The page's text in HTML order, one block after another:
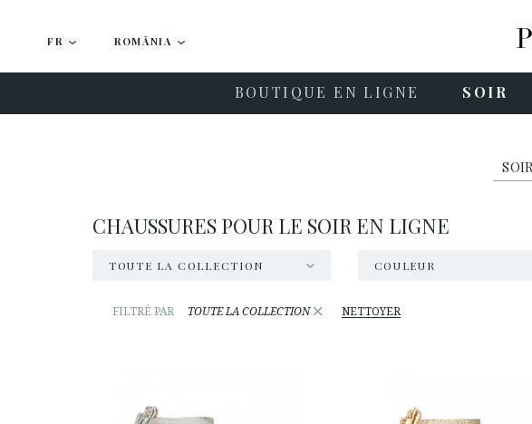
FR ROMÂNIA
BOUTIQUE EN LIGNE SOIR
CHAUSSURES POUR LE SOIR EN LIGNE
TOUTE LA COLLECTION COULEUR
FILTRÉ PAR TOUTE LA COLLECTION × NETTOYER